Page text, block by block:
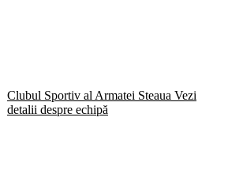
Clubul Sportiv al Armatei Steaua Vezi
detalii despre echipă